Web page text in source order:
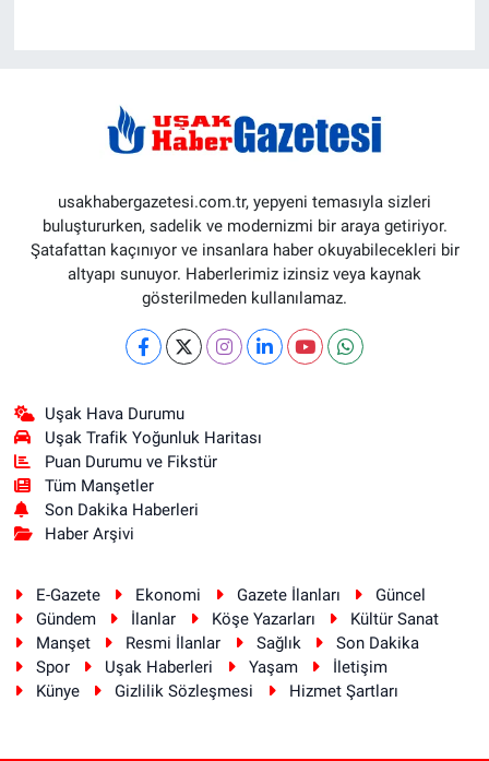
usakhabergazetesi.com.tr, yepyeni temasıyla sizleri
buluştururken, sadelik ve modernizmi bir araya getiriyor.
Şatafattan kaçınıyor ve insanlara haber okuyabilecekleri bir
altyapı sunuyor. Haberlerimiz izinsiz veya kaynak
gösterilmeden kullanılamaz.
Uşak Hava Durumu
Uşak Trafik Yoğunluk Haritası
Puan Durumu ve Fikstür
Tüm Manşetler
Son Dakika Haberleri
Haber Arşivi
E-Gazete Ekonomi Gazete İlanları
Güncel
Gündem
İlanlar Köşe Yazarları
Kültür Sanat
Manşet
Resmi İlanlar Sağlık
Son Dakika
Spor
Uşak Haberleri Yaşam
İletişim
Künye
Gizlilik Sözleşmesi Hizmet Şartları